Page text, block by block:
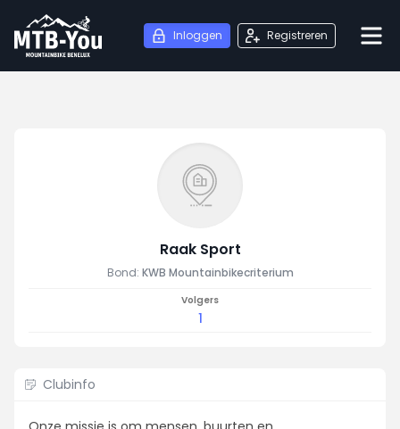
Inloggen Registreren
Raak Sport
Bond: KWB Mountainbikecriterium
Volgers
1
Clubinfo